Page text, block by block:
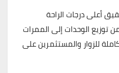
أعلى درجات الراحة
توزيع الوحدات إلى الممرات
للزوار والمستثمرين على